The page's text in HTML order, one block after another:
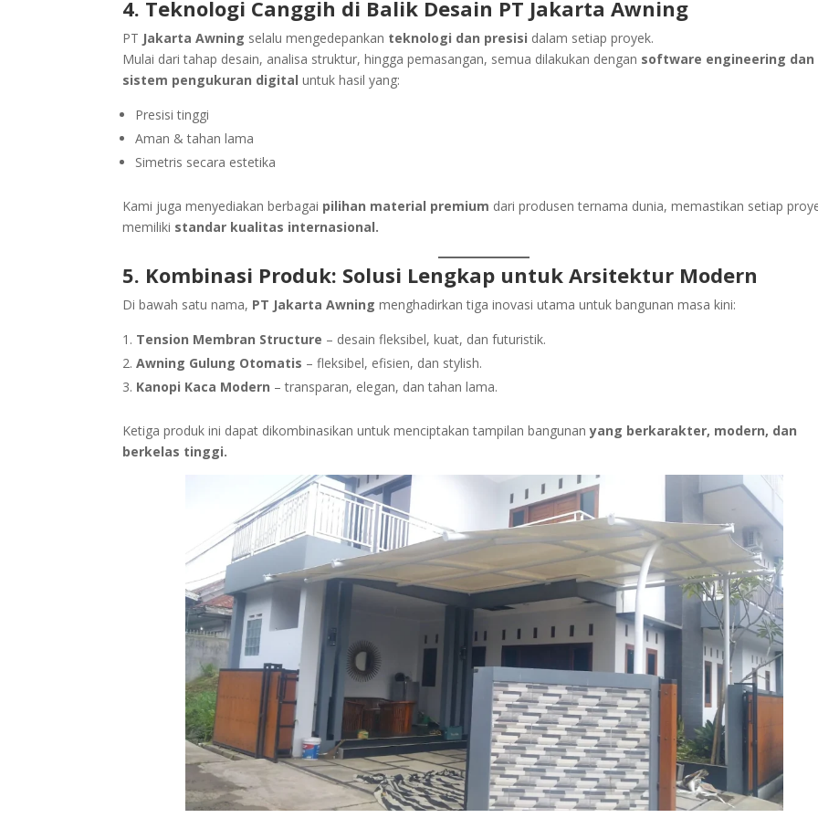
4. Teknologi Canggih di Balik Desain PT Jakarta Awning
PT Jakarta Awning selalu mengedepankan teknologi dan presisi dalam setiap proyek.
Mulai dari tahap desain, analisa struktur, hingga pemasangan, semua dilakukan dengan software engineering dan
sistem pengukuran digital untuk hasil yang:
Presisi tinggi
Aman & tahan lama
Simetris secara estetika
Kami juga menyediakan berbagai pilihan material premium dari produsen ternama dunia, memastikan setiap
memiliki standar kualitas internasional.
5. Kombinasi Produk: Solusi Lengkap untuk Arsitektur Modern
Di bawah satu nama, PT Jakarta Awning menghadirkan tiga inovasi utama untuk bangunan masa kini:
Tension Membran Structure – desain fleksibel, kuat, dan futuristik.
Awning Gulung Otomatis – fleksibel, efisien, dan stylish.
Kanopi Kaca Modern – transparan, elegan, dan tahan lama.
Ketiga produk ini dapat dikombinasikan untuk menciptakan tampilan bangunanyang berkarakter, modern, dan
berkelas tinggi.